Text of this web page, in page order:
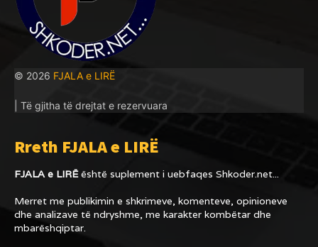
© 2026 FJALA e LIRË
| Të gjitha të drejtat e rezervuara
Rreth FJALA e LIRË
FJALA e LIRËështë suplement i uebfaqes Shkoder.net...
Merret me publikimin e shkrimeve, komenteve, opinioneve
dhe analizave të ndryshme, me karakter kombëtar dhe
mbarëshqiptar.